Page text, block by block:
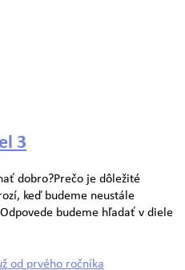
3
dobro?Prečo je dôležité
keď budeme neustále
budeme hľadať v diele